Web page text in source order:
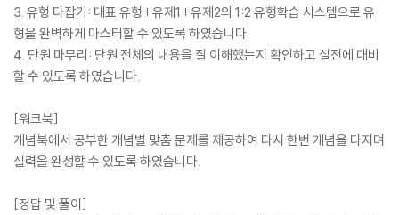
3. 유형 다잡기: 대표 유형+유제1+유제2의 1:2 유형학습 시스템으로 유
형을 완벽하게 마스터할 수 있도록 하였습니다.
4. 단원 마무리: 단원 전체의 내용을 잘 이해했는지 확인하고 실전에 대비
할 수 있도록 하였습니다.
[워크북]
개념북에서 공부한 개념별 맞춤 문제를 제공하여 다시 한번 개념을 다지며
실력을 완성할 수 있도록 하였습니다.
[정답 및 풀이]